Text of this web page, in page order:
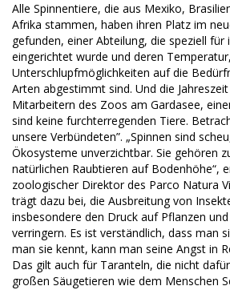
Alle Spinnentiere, die aus Mexiko,
Afrika stammen, haben ihren Platz im
gefunden, einer Abteilung, die speziell für
eingerichtet wurde und deren
Unterschlupfmöglichkeiten auf die
Arten abgestimmt sind. Und die
Mitarbeitern des Zoos am Gardasee,
sind keine furchterregenden Tiere.
unsere Verbündeten”. „Spinnen sind
Ökosysteme unverzichtbar. Sie gehören
natürlichen Raubtieren auf Bodenhöhe“,
zoologischer Direktor des Parco Natura
trägt dazu bei, die Ausbreitung von
insbesondere den Druck auf Pflanzen
verringern. Es ist verständlich, dass man
man sie kennt, kann man seine Angst in
Das gilt auch für Taranteln, die nicht
großen Säugetieren wie dem Menschen